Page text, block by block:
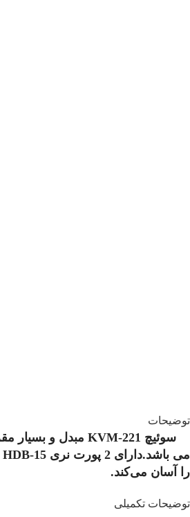
توضیحات
می باشد.دارای 2 پورت نری
HDB-15
را آسان می‌کند.
توضیحات تکمیلی